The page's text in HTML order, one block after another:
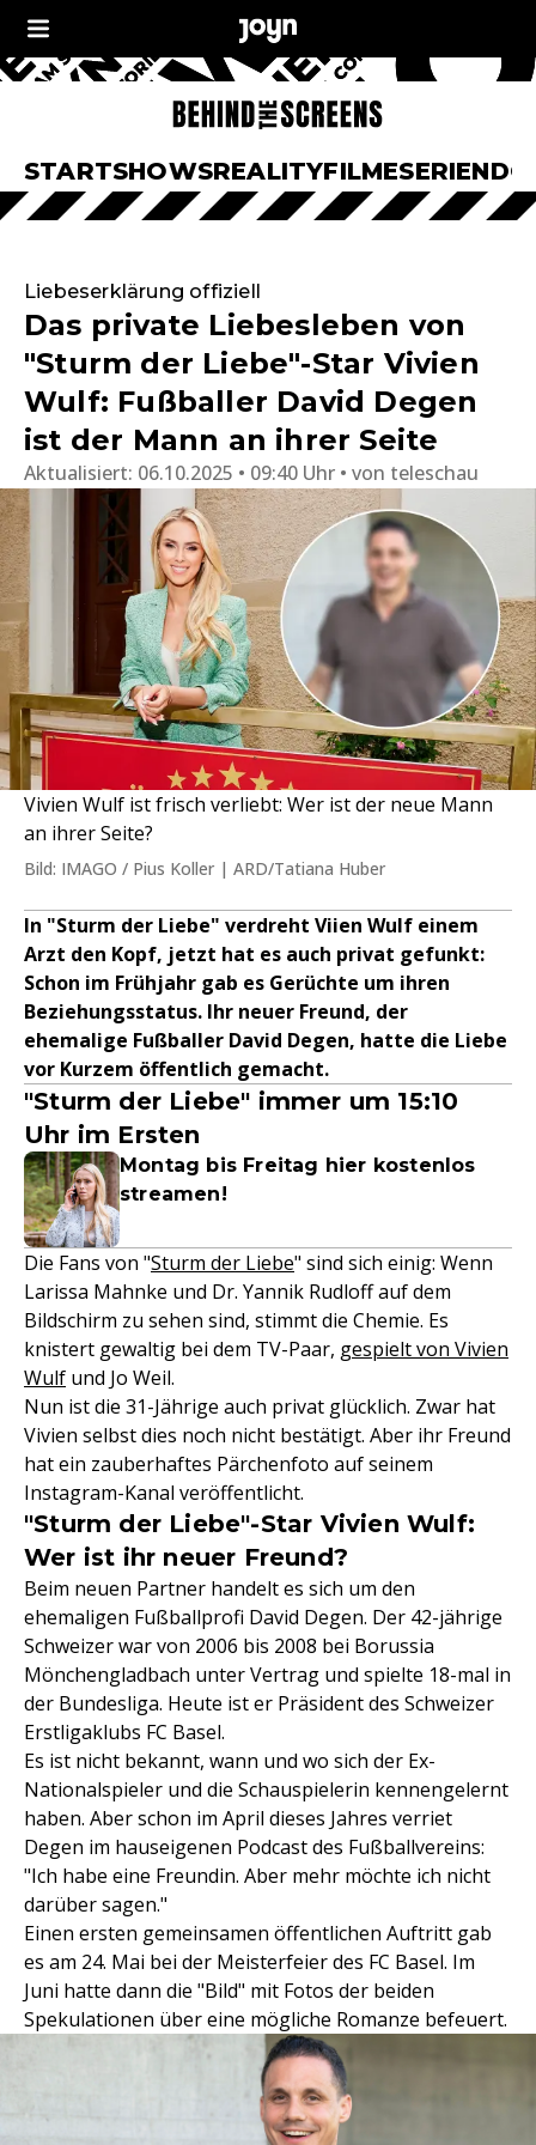
STARTSHOWSREALITYFILMESERIEN
Liebeserklärung offiziell
Das private Liebesleben von
"Sturm der Liebe"-Star Vivien
Wulf: Fußballer David Degen
ist der Mann an ihrer Seite
Aktualisiert: 06.10.2025 • 09:40 Uhr von teleschau
Vivien Wulf ist frisch verliebt: Wer ist der neue Mann
an ihrer Seite?
Bild: IMAGO / Pius Koller | ARD/Tatiana Huber
In "Sturm der Liebe" verdreht Viien Wulf einem
Arzt den Kopf, jetzt hat es auch privat gefunkt:
Schon im Frühjahr gab es Gerüchte um ihren
Beziehungsstatus. Ihr neuer Freund, der
ehemalige Fußballer David Degen, hatte die Liebe
vor Kurzem öffentlich gemacht.
"Sturm der Liebe" immer um 15:10
Uhr im Ersten
Montag bis Freitag hier kostenlos
streamen!
Die Fans von "Sturm der Liebe" sind sich einig: Wenn
Larissa Mahnke und Dr. Yannik Rudloff auf dem
Bildschirm zu sehen sind, stimmt die Chemie. Es
knistert gewaltig bei dem TV-Paar, gespielt von Vivien
Wulf und Jo Weil.
Nun ist die 31-Jährige auch privat glücklich. Zwar hat
Vivien selbst dies noch nicht bestätigt. Aber ihr Freund
hat ein zauberhaftes Pärchenfoto auf seinem
Instagram-Kanal veröffentlicht.
"Sturm der Liebe"-Star Vivien Wulf:
Wer ist ihr neuer Freund?
Beim neuen Partner handelt es sich um den
ehemaligen Fußballprofi David Degen. Der 42-jährige
Schweizer war von 2006 bis 2008 bei Borussia
Mönchengladbach unter Vertrag und spielte 18-mal in
der Bundesliga. Heute ist er Präsident des Schweizer
Erstligaklubs FC Basel.
Es ist nicht bekannt, wann und wo sich der Ex-
Nationalspieler und die Schauspielerin kennengelernt
haben. Aber schon im April dieses Jahres verriet
Degen im hauseigenen Podcast des Fußballvereins:
"Ich habe eine Freundin. Aber mehr möchte ich nicht
darüber sagen."
Einen ersten gemeinsamen öffentlichen Auftritt gab
es am 24. Mai bei der Meisterfeier des FC Basel. Im
Juni hatte dann die "Bild" mit Fotos der beiden
Spekulationen über eine mögliche Romanze befeuert.